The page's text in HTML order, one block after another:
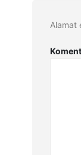
Alamat